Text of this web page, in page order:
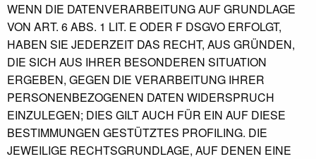
WENN DIE DATENVERARBEITUNG AUF GRUNDLAGE
VON ART. 6 ABS. 1 LIT. E ODER F DSGVO ERFOLGT,
HABEN SIE JEDERZEIT DAS RECHT, AUS GRÜNDEN,
DIE SICH AUS IHRER BESONDEREN SITUATION
ERGEBEN, GEGEN DIE VERARBEITUNG IHRER
PERSONENBEZOGENEN DATEN WIDERSPRUCH
EINZULEGEN; DIES GILT AUCH FÜR EIN AUF DIESE
BESTIMMUNGEN GESTÜTZTES PROFILING. DIE
JEWEILIGE RECHTSGRUNDLAGE, AUF DENEN EINE